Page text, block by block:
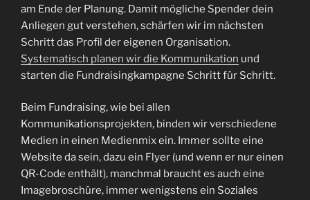
am Ende der Planung. Damit mögliche Spender dein
Anliegen gut verstehen, schärfen wir im nächsten
Schritt das Profil der eigenen Organisation.
Systematisch planen wir die Kommunikation und
starten die Fundraisingkampagne Schritt für Schritt.
Beim Fundraising, wie bei allen
Kommunikationsprojekten, binden wir verschiedene
Medien in einen Medienmix ein. Immer sollte eine
Website da sein, dazu ein Flyer (und wenn er nur einen
QR-Code enthält), manchmal braucht es auch eine
Imagebroschüre, immer wenigstens ein Soziales